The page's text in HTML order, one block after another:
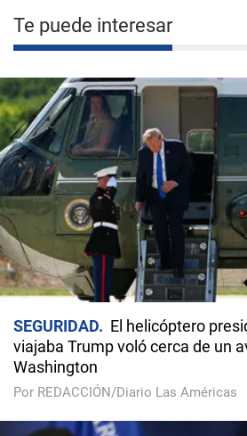
Te puede interesar
SEGURIDAD
El helicóptero
viajaba Trump voló cerca de un
Washington
Por REDACCIÓN/Diario Las Américas